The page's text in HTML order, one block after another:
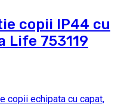
copii IP44 cu
Life 753119
copii echipata cu capat,